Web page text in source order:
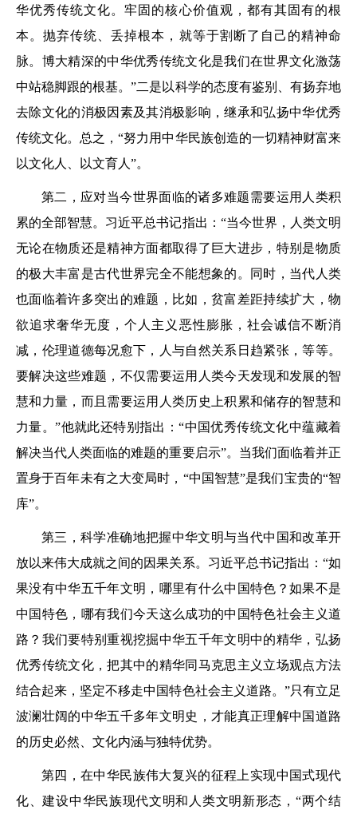
华优秀传统文化。牢固的核心价值观，都有其固有的根
本。抛弃传统、丢掉根本，就等于割断了自己的精神命
脉。博大精深的中华优秀传统文化是我们在世界文化激荡
中站稳脚跟的根基。”二是以科学的态度有鉴别、有扬弃地
去除文化的消极因素及其消极影响，继承和弘扬中华优秀
传统文化。总之，“努力用中华民族创造的一切精神财富来
以文化人、以文育人”。
第二，应对当今世界面临的诸多难题需要运用人类积
累的全部智慧。习近平总书记指出：“当今世界，人类文明
无论在物质还是精神方面都取得了巨大进步，特别是物质
的极大丰富是古代世界完全不能想象的。同时，当代人类
也面临着许多突出的难题，比如，贫富差距持续扩大，物
欲追求奢华无度，个人主义恶性膨胀，社会诚信不断消
减，伦理道德每况愈下，人与自然关系日趋紧张，等等。
要解决这些难题，不仅需要运用人类今天发现和发展的智
慧和力量，而且需要运用人类历史上积累和储存的智慧和
力量。”他就此还特别指出：“中国优秀传统文化中蕴藏着
解决当代人类面临的难题的重要启示”。当我们面临着并正
置身于百年未有之大变局时，“中国智慧”是我们宝贵的“智
库”。
第三，科学准确地把握中华文明与当代中国和改革开
放以来伟大成就之间的因果关系。习近平总书记指出：“如
果没有中华五千年文明，哪里有什么中国特色？如果不是
中国特色，哪有我们今天这么成功的中国特色社会主义道
路？我们要特别重视挖掘中华五千年文明中的精华，弘扬
优秀传统文化，把其中的精华同马克思主义立场观点方法
结合起来，坚定不移走中国特色社会主义道路。”只有立足
波澜壮阔的中华五千多年文明史，才能真正理解中国道路
的历史必然、文化内涵与独特优势。
第四，在中华民族伟大复兴的征程上实现中国式现代
化、建设中华民族现代文明和人类文明新形态，“两个结